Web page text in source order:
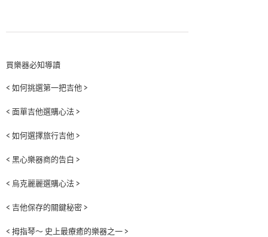
買樂器必知導讀
< 如何挑選第一把吉他 >
< 面單吉他選購心法 >
< 如何選擇旅行吉他 >
< 黑心樂器商的告白 >
< 烏克麗麗選購心法 >
< 吉他保存的關鍵秘密 >
< 拇指琴～ 史上最療癒的樂器之一 >